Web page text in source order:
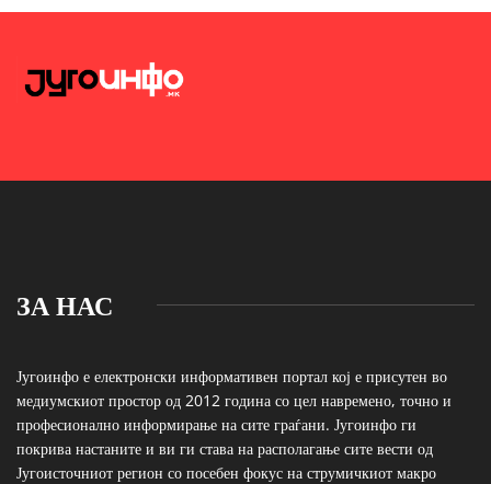
ЗА НАС
Југоинфо е електронски информативен портал кој е присутен во
медиумскиот простор од 2012 година со цел навремено, точно и
професионално информирање на сите граѓани. Југоинфо ги
покрива настаните и ви ги става на располагање сите вести од
Југоисточниот регион со посебен фокус на струмичкиот макро